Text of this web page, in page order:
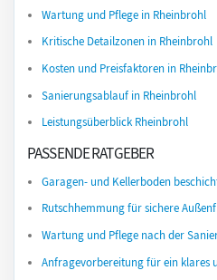
Wartung und Pflege in Rheinbrohl
Kritische Detailzonen in Rheinbrohl
Kosten und Preisfaktoren in
Sanierungsablauf in Rheinbrohl
Leistungsüberblick Rheinbrohl
PASSENDE RATGEBER
Garagen- und Kellerboden
Rutschhemmung für sichere
Wartung und Pflege nach der
Anfragevorbereitung für ein klares